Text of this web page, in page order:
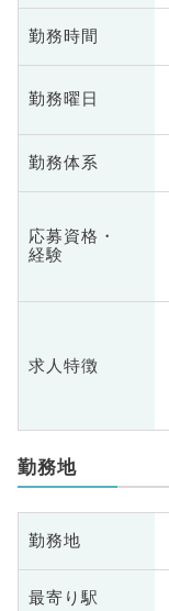
勤務時間
勤務曜日
勤務体系
応募資格・
経験
求人特徴
勤務地
勤務地
最寄り駅